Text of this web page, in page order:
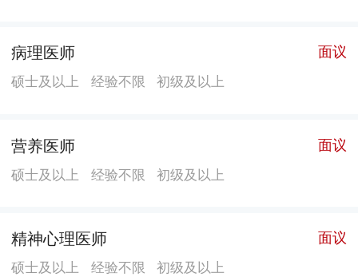
病理医师 面议
硕士及以上 经验不限 初级及以上
营养医师 面议
硕士及以上 经验不限 初级及以上
精神心理医师 面议
硕士及以上 经验不限 初级及以上